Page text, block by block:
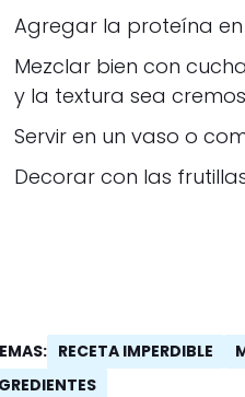
Agregar la proteína
Mezclar bien con
y la textura sea
Servir en un vaso o
Decorar con las
RECETA IMPERDIBLE